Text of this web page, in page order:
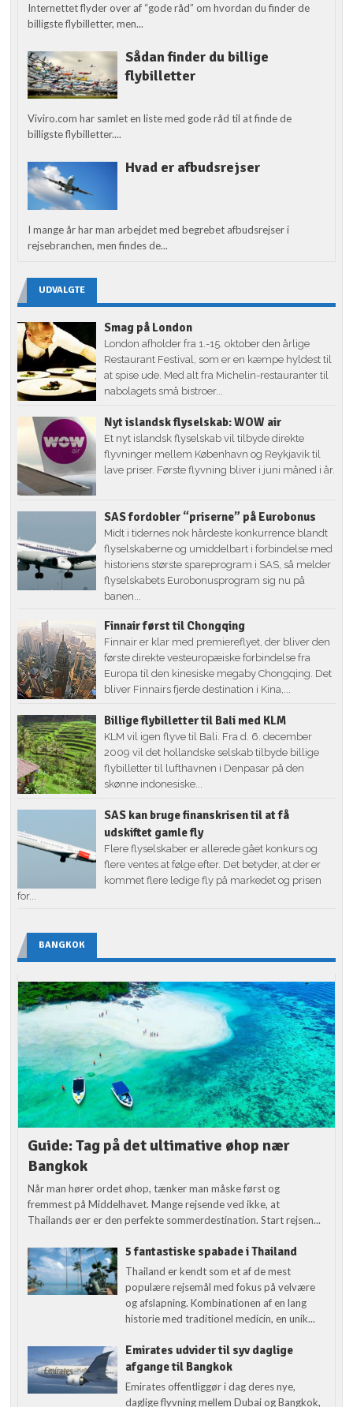
Internettet flyder over af “gode råd” om hvordan du finder de
billigste flybilletter, men...
Sådan finder du billige
flybilletter
Viviro.com har samlet en liste med gode råd til at finde de
billigste flybilletter....
Hvad er afbudsrejser
I mange år har man arbejdet med begrebet afbudsrejser i
rejsebranchen, men findes de...
UDVALGTE
Smag på London
London afholder fra 1.-15. oktober den årlige
Restaurant Festival, som er en kæmpe hyldest til
at spise ude. Med alt fra Michelin-restauranter til
nabolagets små bistroer...
Nyt islandsk flyselskab: WOW air
Et nyt islandsk flyselskab vil tilbyde direkte
flyvninger mellem København og Reykjavik til
lave priser. Første flyvning bliver i juni måned i år.
SAS fordobler “priserne” på Eurobonus
Midt i tidernes nok hårdeste konkurrence blandt
flyselskaberne og umiddelbart i forbindelse med
historiens største spareprogram i SAS, så melder
flyselskabets Eurobonusprogram sig nu på
banen...
Finnair først til Chongqing
Finnair er klar med premiereflyet, der bliver den
første direkte vesteuropæiske forbindelse fra
Europa til den kinesiske megaby Chongqing. Det
bliver Finnairs fjerde destination i Kina,...
Billige flybilletter til Bali med KLM
KLM vil igen flyve til Bali. Fra d. 6. december
2009 vil det hollandske selskab tilbyde billige
flybilletter til lufthavnen i Denpasar på den
skønne indonesiske...
SAS kan bruge finanskrisen til at få
udskiftet gamle fly
Flere flyselskaber er allerede gået konkurs og
flere ventes at følge efter. Det betyder, at der er
kommet flere ledige fly på markedet og prisen
for...
BANGKOK
Guide: Tag på det ultimative øhop nær
Bangkok
Når man hører ordet øhop, tænker man måske først og
fremmest på Middelhavet. Mange rejsende ved ikke, at
Thailands øer er den perfekte sommerdestination. Start rejsen...
5 fantastiske spabade i Thailand
Thailand er kendt som et af de mest
populære rejsemål med fokus på velvære
og afslapning. Kombinationen af en lang
historie med traditionel medicin, en unik...
Emirates udvider til syv daglige
afgange til Bangkok
Emirates offentliggør i dag deres nye,
daglige flyvning mellem Dubai og Bangkok,